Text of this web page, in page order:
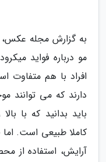
به گزارش مجله
مو درباره فواید
افراد با هم متفاوت
دارند که می توانند
باید بدانید که با
کاملا طبیعی است. اما
آرایش، استفاده از